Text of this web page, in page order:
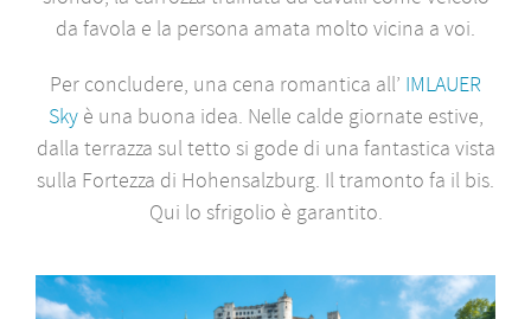
da favola e la persona amata molto vicina a voi.
Per concludere, una cena romantica all’ IMLAUER
Skyè una buona idea. Nelle calde giornate estive,
dalla terrazza sul tetto si gode di una fantastica vista
sulla Fortezza di Hohensalzburg. Il tramonto fa il bis.
Qui lo sfrigolio è garantito.